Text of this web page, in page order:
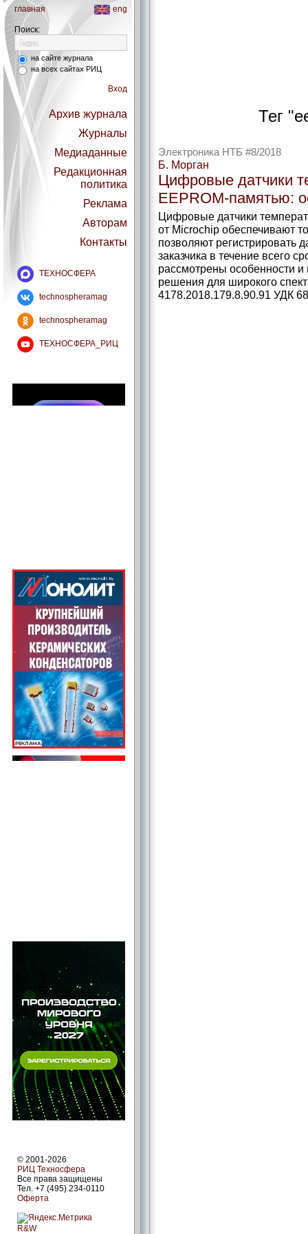
главная eng
Поиск:
на сайте журнала
на всех сайтах РИЦ
Вход
Архив журнала
Журналы
Медиаданные
Редакционная
политика
Реклама
Авторам
Контакты
ТЕХНОСФЕРА
technospheramag
technospheramag
ТЕХНОСФЕРА_РИЦ
© 2001-2026
РИЦ Техносфера
Все права защищены
Тел. +7 (495) 234-0110
Оферта
R&W
Тег
Электроника НТБ #8/2018
Б. Морган
Цифровые датчики
EEPROM-памятью:
Цифровые датчики
от Microchip обеспечивают
позволяют регистрировать
заказчика в течение всего
рассмотрены особенности
решения для широкого
4178.2018.179.8.90.91 УДК